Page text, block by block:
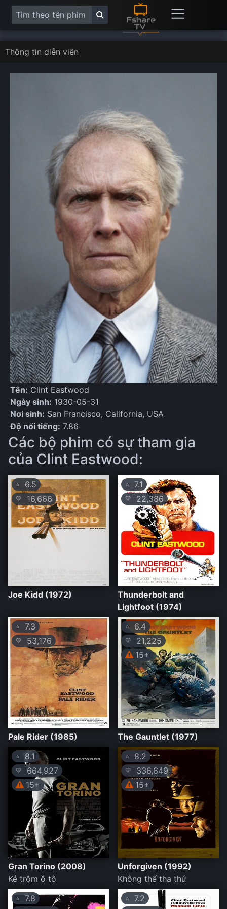
Thông tin diễn viên
Tên: Clint Eastwood
Ngày sinh: 1930-05-31
Nơi sinh: San Francisco, California, USA
Độ nổi tiếng: 7.86
Các bộ phim có sự tham gia
của Clint Eastwood:
⭐ 6.5
💛 16,666
Joe Kidd (1972)
⭐ 7.1
💛 22,386
Thunderbolt and
Lightfoot (1974)
⭐ 7.3
💛 53,176
Pale Rider (1985)
⭐ 6.4
💛
21,225
15+
The Gauntlet (1977)
⭐ 8.1
💛
664,927
15+
Gran Torino (2008)
Kẻ trộm ô tô
⭐ 8.2
💛
336,649
15+
Unforgiven (1992)
Không thể tha thứ
⭐ 7.8 ⭐ 7.2